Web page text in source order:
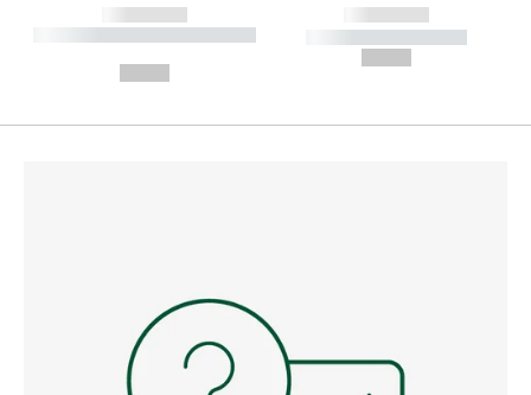
------------
----------- ----------- --------
------------
----------- -----------